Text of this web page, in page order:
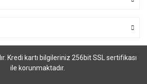
Kredi kartı bilgileriniz 256bit SSL sertifikası
ile korunmaktadır.